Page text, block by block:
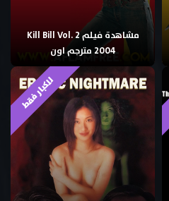
مشاهدة فيلم Kill Bill Vol. 2
2004 مترجم اون
للكبار فقط